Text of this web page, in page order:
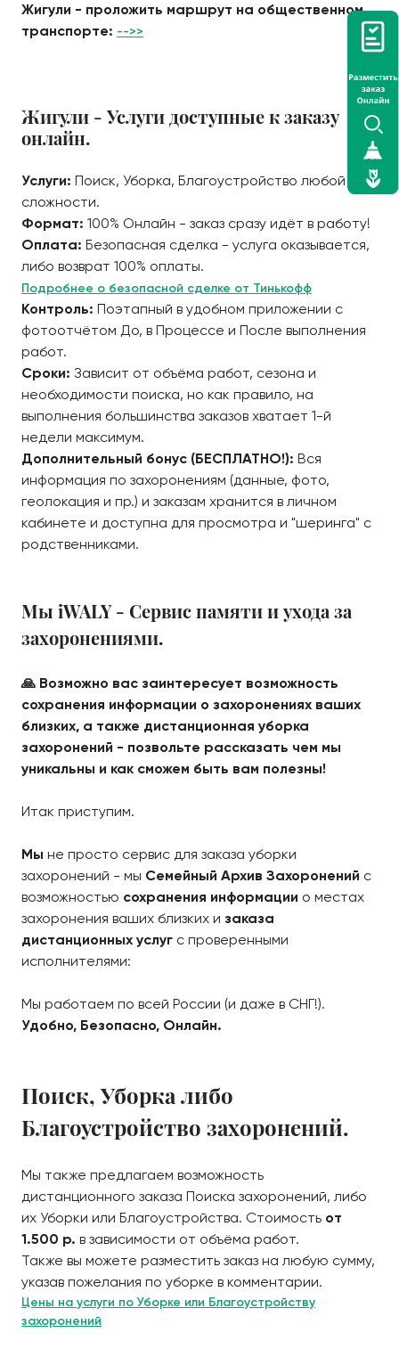
Жигули - проложить маршрут на общественном
транспорте: -->>
Жигули - Услуги доступные к заказу
онлайн.
Услуги: Поиск, Уборка, Благоустройство любой
сложности.
Формат: 100% Онлайн - заказ сразу идёт в работу!
Оплата: Безопасная сделка - услуга оказывается,
либо возврат 100% оплаты.
Подробнее о безопасной сделке от Тинькофф
Контроль: Поэтапный в удобном приложении с
фотоотчётом До, в Процессе и После выполнения
работ.
Сроки: Зависит от объёма работ, сезона и
необходимости поиска, но как правило, на
выполнения большинства заказов хватает 1-й
недели максимум.
Дополнительный бонус (БЕСПЛАТНО!): Вся
информация по захоронениям (данные, фото,
геолокация и пр.) и заказам хранится в личном
кабинете и доступна для просмотра и "шеринга" с
родственниками.
Мы iWALY - Сервис памяти и ухода за
захоронениями.
🙏 Возможно вас заинтересует возможность
сохранения информации о захоронениях ваших
близких, а также дистанционная уборка
захоронений - позвольте рассказать чем мы
уникальны и как сможем быть вам полезны!
Итак приступим.
Мы не просто сервис для заказа уборки
захоронений - мы Семейный Архив Захоронений с
возможностью сохранения информации о местах
захоронения ваших близких и заказа
дистанционных услуг с проверенными
исполнителями:
Мы работаем по всей России (и даже в СНГ!).
Удобно, Безопасно, Онлайн.
Поиск, Уборка либо
Благоустройство захоронений.
Мы также предлагаем возможность
дистанционного заказа Поиска захоронений, либо
их Уборки или Благоустройства. Стоимость от
1.500 р. в зависимости от объёма работ.
Также вы можете разместить заказ на любую сумму,
указав пожелания по уборке в комментарии.
Цены на услуги по Уборке или Благоустройству
захоронений